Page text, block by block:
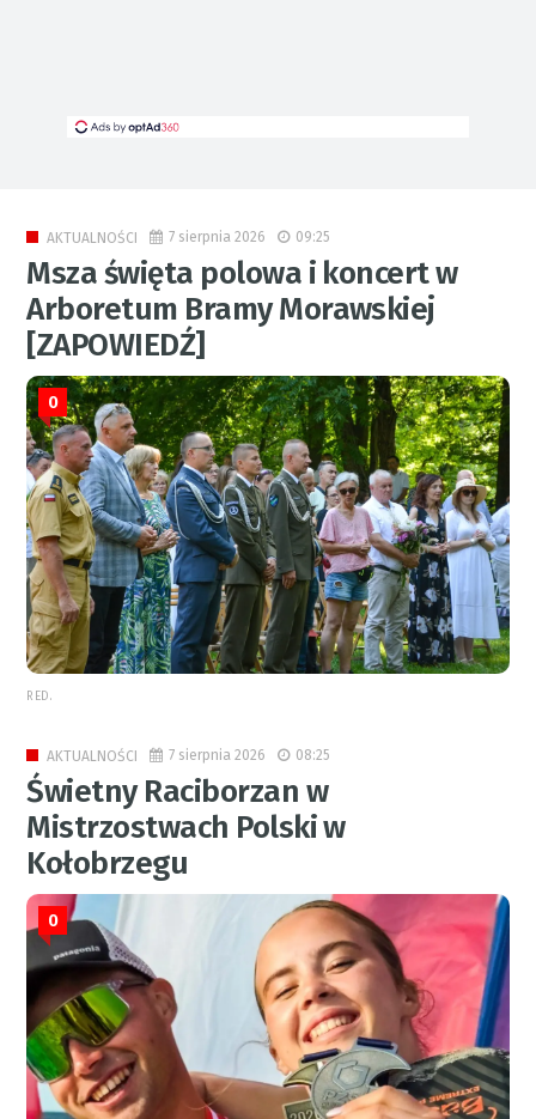
AKTUALNOŚCI 7 sierpnia 2026 09:25
Msza święta polowa i koncert w
Arboretum Bramy Morawskiej
[ZAPOWIEDŹ]
0
RED.
AKTUALNOŚCI 7 sierpnia 2026 08:25
Świetny Raciborzan w
Mistrzostwach Polski w
Kołobrzegu
0